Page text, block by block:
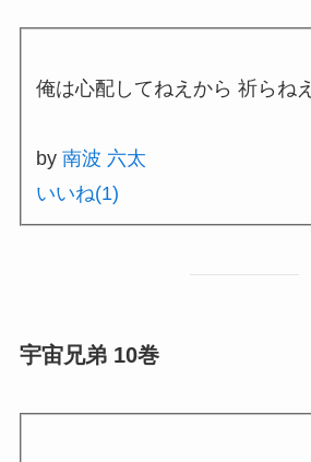
俺は心配してねえから 祈らねえ
by南波 六太
いいね(1)
宇宙兄弟 10巻